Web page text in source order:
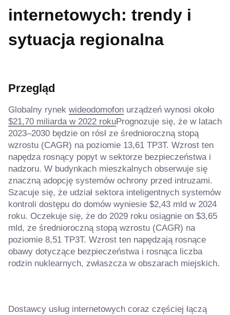
internetowych: trendy i
sytuacja regionalna
Przegląd
Globalny rynek wideodomofon urządzeń wynosi około
$21,70 miliarda w 2022 rokuPrognozuje się, że w latach
2023–2030 będzie on rósł ze średnioroczną stopą
wzrostu (CAGR) na poziomie 13,61 TP3T. Wzrost ten
napędza rosnący popyt w sektorze bezpieczeństwa i
nadzoru. W budynkach mieszkalnych obserwuje się
znaczną adopcję systemów ochrony przed intruzami.
Szacuje się, że udział sektora inteligentnych systemów
kontroli dostępu do domów wyniesie $2,43 mld w 2024
roku. Oczekuje się, że do 2029 roku osiągnie on $3,65
mld, ze średnioroczną stopą wzrostu (CAGR) na
poziomie 8,51 TP3T. Wzrost ten napędzają rosnące
obawy dotyczące bezpieczeństwa i rosnąca liczba
rodzin nuklearnych, zwłaszcza w obszarach miejskich.
Dostawcy usług internetowych coraz częściej łączą